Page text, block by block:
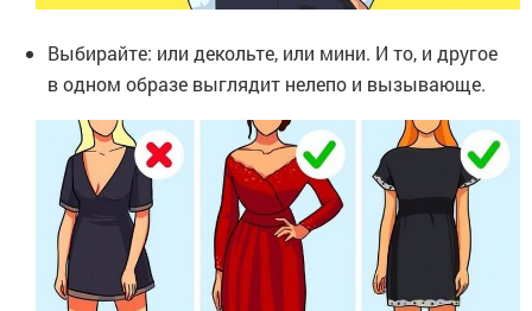
Выбирайте: или декольте, или мини. И то, и другое
в одном образе выглядит нелепо и вызывающе.